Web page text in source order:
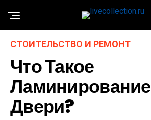
СТОИТЕЛЬСТВО И РЕМОНТ
Что Такое
Ламинирование
Двери?